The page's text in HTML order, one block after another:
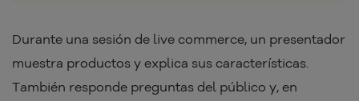
Durante una sesión de live commerce, un presentador
muestra productos y explica sus características.
También responde preguntas del público y, en